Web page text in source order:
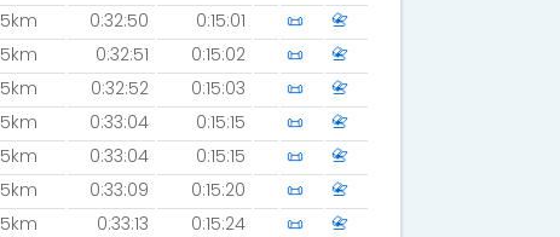
5km 0:32:50 0:15:01 📜
📇
5km 0:32:51 0:15:02 📜
📇
5km 0:32:52 0:15:03 📜
📇
5km 0:33:04 0:15:15 📜
📇
5km 0:33:04 0:15:15 📜
📇
5km 0:33:09 0:15:20 📜
📇
5km 0:33:13 0:15:24 📜
📇